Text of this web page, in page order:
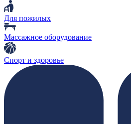
Для пожилых
Массажное оборудование
Спорт и здоровье